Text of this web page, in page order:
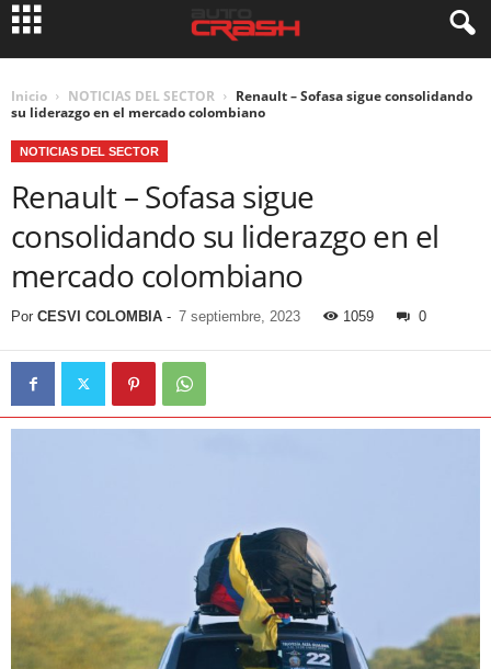
Inicio NOTICIAS DEL SECTOR
Renault – Sofasa sigue consolidando
su liderazgo en el mercado colombiano
NOTICIAS DEL SECTOR
Renault – Sofasa sigue
consolidando su liderazgo en el
mercado colombiano
Por CESVI COLOMBIA - 7 septiembre, 2023 1059 0